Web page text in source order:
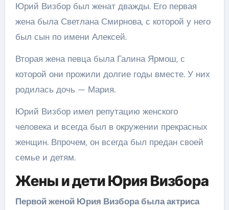
Юрий Визбор был женат дважды. Его первая
жена была Светлана Смирнова, с которой у него
был сын по имени Алексей.
Вторая жена певца была Галина Ярмош, с
которой они прожили долгие годы вместе. У них
родилась дочь — Мария.
Юрий Визбор имел репутацию женского
человека и всегда был в окружении прекрасных
женщин. Впрочем, он всегда был предан своей
семье и детям.
Жены и дети Юрия Визбора
Первой женой Юрия Визбора была актриса